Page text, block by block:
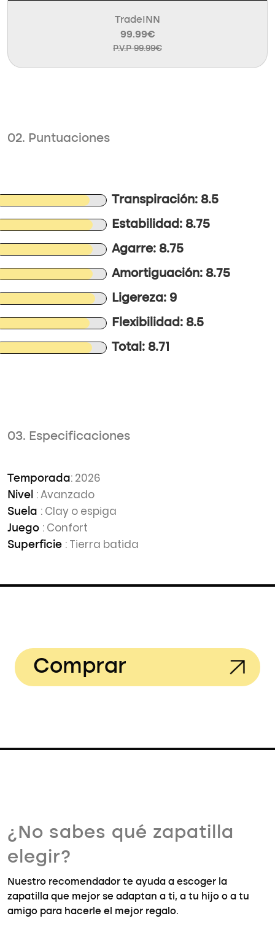
TradeINN
99.99€
P.V.P 99.99€
02. Puntuaciones
Transpiración: 8.5
Estabilidad: 8.75
Agarre: 8.75
Amortiguación: 8.75
Ligereza: 9
Flexibilidad: 8.5
Total: 8.71
03. Especificaciones
Temporada: 2026
Nivel : Avanzado
Suela : Clay o espiga
Juego : Confort
Superficie : Tierra batida
Comprar
¿No sabes qué zapatilla
elegir?
Nuestro recomendador te ayuda a escoger la
zapatilla que mejor se adaptan a ti, a tu hijo o a tu
amigo para hacerle el mejor regalo.